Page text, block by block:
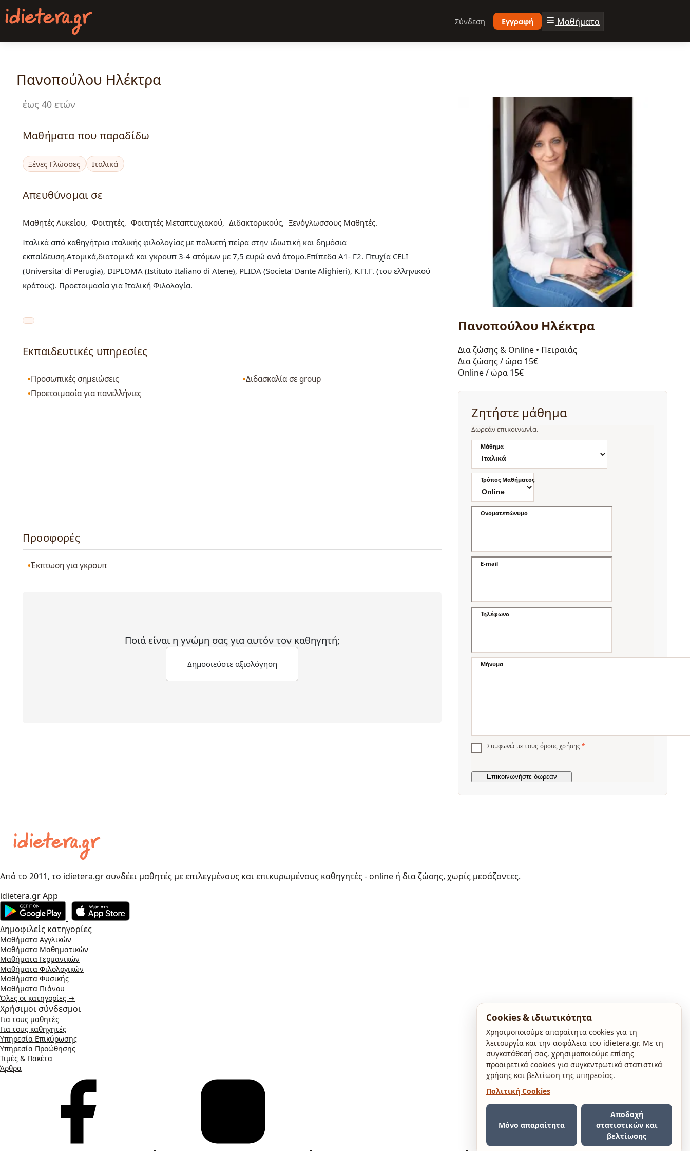
Παράκαμψη
προς
κυρίως
Σύνδεση Εγγραφή Μαθήματα
Πανοπούλου Ηλέκτρα
έως 40 ετών
Μαθήματα που παραδίδω
Ξένες Γλώσσες Ιταλικά
Απευθύνομαι σε
Μαθητές Λυκείου Φοιτητές Φοιτητές Μεταπτυχιακού Διδακτορικούς
Ξενόγλωσσους Μαθητές
Ιταλικά από καθηγήτρια ιταλικής φιλολογίας με πολυετή πείρα στην ιδιωτική και δημόσια
εκπαίδευση.Ατομικά,διατομικά και γκρουπ 3-4 ατόμων με 7,5 ευρώ ανά άτομο.Επίπεδα Α1- Γ2. Πτυχία CELI
(Universita' di Perugia), DIPLOMA (Istituto Italiano di Atene), PLIDA (Societa' Dante Alighieri), Κ.Π.Γ. (του ελληνικού
κράτους). Προετοιμασία για Ιταλική Φιλολογία.
Εκπαιδευτικές υπηρεσίες
Προσωπικές σημειώσεις
Διδασκαλία σε group
Προετοιμασία για πανελλήνιες
Προσφορές
Έκπτωση για γκρουπ
Ποιά είναι η γνώμη σας για αυτόν τον καθηγητή;
Δημοσιεύστε αξιολόγηση
Πανοπούλου Ηλέκτρα
Δια ζώσης & Online • Πειραιάς
Δια ζώσης / ώρα 15€
Online / ώρα 15€
Ζητήστε μάθημα
Δωρεάν επικοινωνία.
Μάθημα
Τρόπος Μαθήματος
Ονοματεπώνυμο
E-mail
Τηλέφωνο
Μήνυμα
Συμφωνώ με τους όρους χρήσης *
Από το 2011, το idietera.gr συνδέει μαθητές με επιλεγμένους και επικυρωμένους καθηγητές - online ή δια ζώσης, χωρίς μεσάζοντες.
idietera.gr App
Δημοφιλείς κατηγορίες
Μαθήματα Αγγλικών
Μαθήματα Μαθηματικών
Μαθήματα Γερμανικών
Μαθήματα Φιλολογικών
Μαθήματα Φυσικής
Μαθήματα Πιάνου
Όλες οι κατηγορίες →
Χρήσιμοι σύνδεσμοι
Για τους μαθητές
Για τους καθηγητές
Υπηρεσία Επικύρωσης
Υπηρεσία Προώθησης
Τιμές & Πακέτα
Άρθρα
Cookies & ιδιωτικότητα
Χρησιμοποιούμε απαραίτητα cookies για τη
λειτουργία και την ασφάλεια του idietera.gr. Με τη
συγκατάθεσή σας, χρησιμοποιούμε επίσης
προαιρετικά cookies για συγκεντρωτικά στατιστικά
χρήσης και βελτίωση της υπηρεσίας.
Πολιτική Cookies
Μόνο απαραίτητα
Αποδοχή
στατιστικών και
βελτίωσης